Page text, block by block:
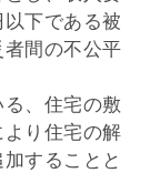
下である被
間の不公平
、住宅の敷
り住宅の解
することと